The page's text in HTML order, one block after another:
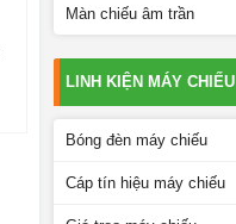
Màn chiếu âm trần
LINH KIỆN MÁY CHIẾU
Bóng đèn máy chiếu
Cáp tín hiệu máy chiếu